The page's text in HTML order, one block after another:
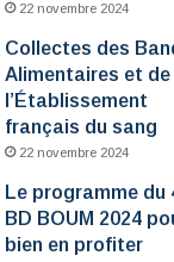
22 novembre 2024
Collectes des
Alimentaires et de
l’Établissement
français du sang
22 novembre 2024
Le programme du
BD BOUM 2024
bien en profiter